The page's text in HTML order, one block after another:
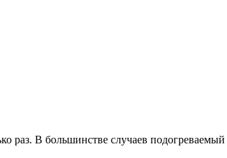
раз. В большинстве случаев